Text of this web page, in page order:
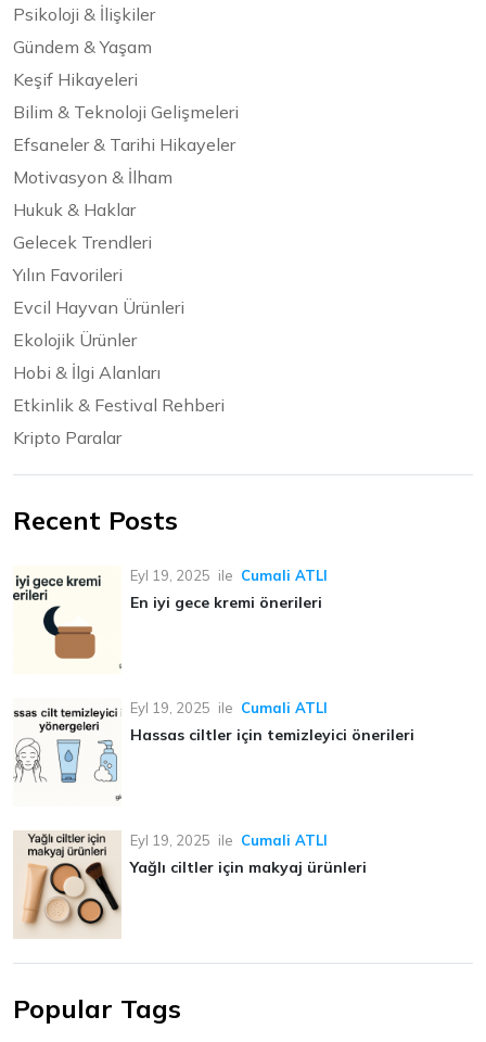
Psikoloji & İlişkiler
Gündem & Yaşam
Keşif Hikayeleri
Bilim & Teknoloji Gelişmeleri
Efsaneler & Tarihi Hikayeler
Motivasyon & İlham
Hukuk & Haklar
Gelecek Trendleri
Yılın Favorileri
Evcil Hayvan Ürünleri
Ekolojik Ürünler
Hobi & İlgi Alanları
Etkinlik & Festival Rehberi
Kripto Paralar
Recent Posts
Eyl 19, 2025 ile Cumali ATLI
En iyi gece kremi önerileri
Eyl 19, 2025 ile Cumali ATLI
Hassas ciltler için temizleyici önerileri
Eyl 19, 2025 ile Cumali ATLI
Yağlı ciltler için makyaj ürünleri
Popular Tags